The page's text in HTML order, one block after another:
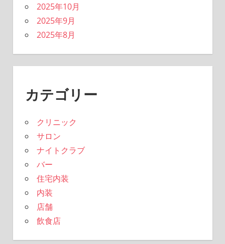
2025年10月
2025年9月
2025年8月
カテゴリー
クリニック
サロン
ナイトクラブ
バー
住宅内装
内装
店舗
飲食店